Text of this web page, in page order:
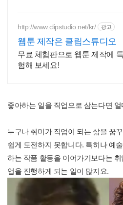
http://www.clipstudio.net/kr/ 광고
웹툰 제작은 클립스튜디오
무료 체험판으로 웹툰 제작에
험해 보세요!
좋아하는 일을 직업으로 삼는다면
누구나 취미가 직업이 되는 삶을 꿈
쉽게 도전하지 못합니다. 특히나 예
하는 작품 활동을 이어가기보다는
업을 진행하게 되는 일이 많지요.